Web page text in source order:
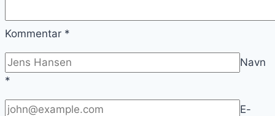
Kommentar *
Navn
*
E-